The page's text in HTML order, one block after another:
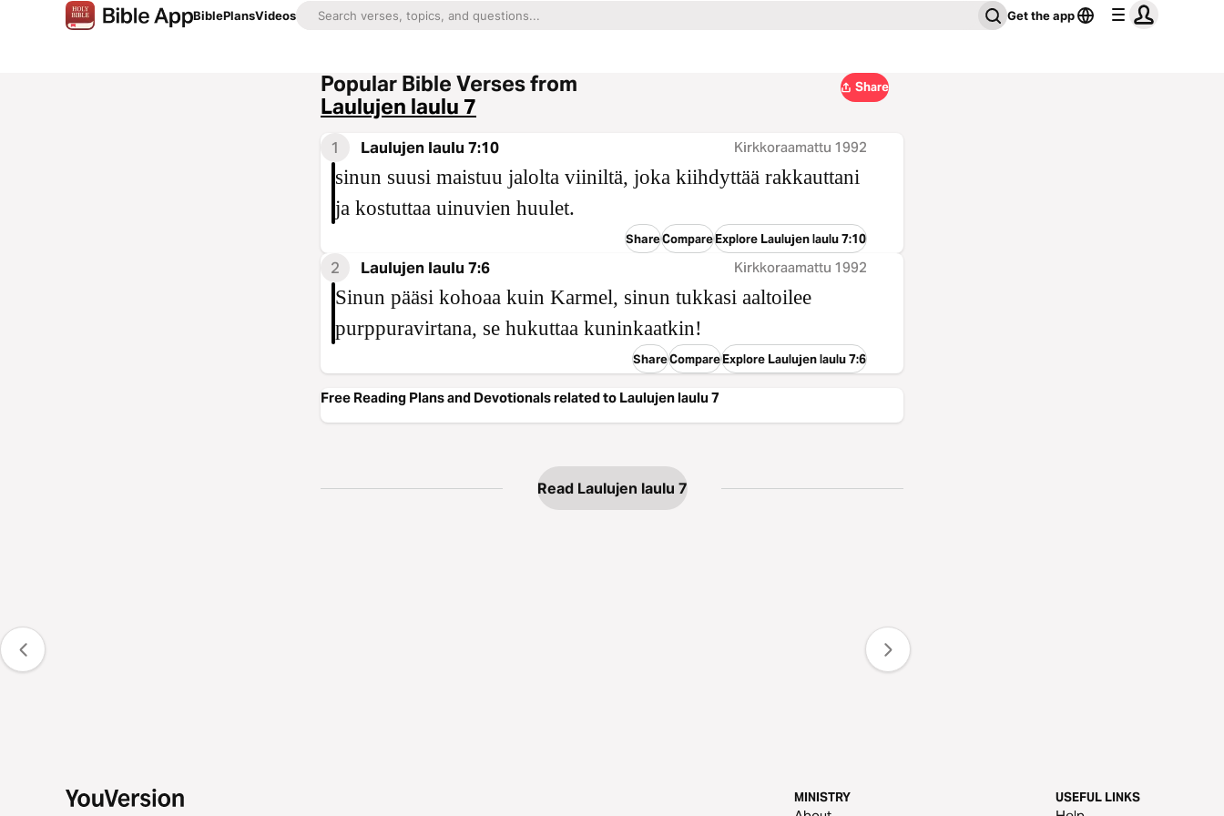
BiblePlansVideos Get the app
Popular Bible Verses from
Laulujen laulu 7
Share
1 Laulujen laulu 7:10 Kirkkoraamattu 1992
sinun suusi maistuu jalolta viiniltä, joka kiihdyttää rakkauttani
ja kostuttaa uinuvien huulet.
ShareCompareExplore Laulujen laulu 7:10
2 Laulujen laulu 7:6 Kirkkoraamattu 1992
Sinun pääsi kohoaa kuin Karmel, sinun tukkasi aaltoilee
purppuravirtana, se hukuttaa kuninkaatkin!
ShareCompareExplore Laulujen laulu 7:6
Free Reading Plans and Devotionals related to Laulujen laulu 7
Read Laulujen laulu 7
MINISTRY USEFUL LINKS